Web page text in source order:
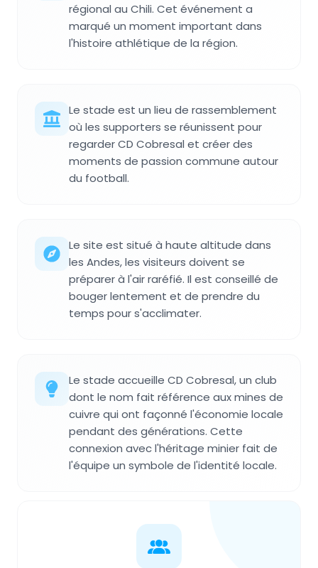
régional au Chili. Cet événement a
marqué un moment important dans
l'histoire athlétique de la région.
Le stade est un lieu de rassemblement
où les supporters se réunissent pour
regarder CD Cobresal et créer des
moments de passion commune autour
du football.
Le site est situé à haute altitude dans
les Andes, les visiteurs doivent se
préparer à l'air raréfié. Il est conseillé de
bouger lentement et de prendre du
temps pour s'acclimater.
Le stade accueille CD Cobresal, un club
dont le nom fait référence aux mines de
cuivre qui ont façonné l'économie locale
pendant des générations. Cette
connexion avec l'héritage minier fait de
l'équipe un symbole de l'identité locale.